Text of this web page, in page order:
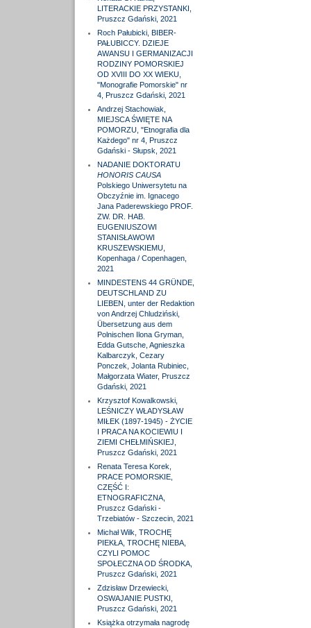
LITERACKIE PRZYSTANKI,
Pruszcz Gdański, 2021
Roch Pałubicki, BIBER-
PAŁUBICCY. DZIEJE
AWANSU I GERMANIZACJI
RODZINY POMORSKIEJ
OD XVIII DO XX WIEKU,
"Monografie Pomorskie" nr
4, Pruszcz Gdański, 2021
Andrzej Stachowiak,
MIEJSCA ŚWIĘTE NA
POMORZU, "Etnografia dla
Każdego" nr 4, Pruszcz
Gdański - Słupsk, 2021
NADANIE DOKTORATU
HONORIS CAUSA
Polskiego Uniwersytetu na
Obczyźnie im. Ignacego
Jana Paderewskiego PROF.
ZW. DR. HAB.
EUGENIUSZOWI
STANISŁAWOWI
KRUSZEWSKIEMU,
Kopenhaga / Copenhagen,
2021
MINDESTENS 44 GRÜNDE,
DEUTSCHLAND ZU
LIEBEN, unter der Redaktion
von Andrzej Chludziński,
Übersetzung aus dem
Polnischen Ilona Gryman,
Edda Gutsche, Agnieszka
Kalbarczyk, Cezary
Ponczek, Jolanta Rubiniec,
Małgorzata Wiater, Pruszcz
Gdański, 2021
Krzysztof Kowalkowski,
LEŚNICZY WŁADYSŁAW
MIŁEK (1897-1945) - ŻYCIE
I PRACA NA KOCIEWIU I
ZIEMI CHEŁMIŃSKIEJ,
Pruszcz Gdański, 2021
Renata Teresa Korek,
PRACE POMORSKIE,
CZĘŚĆ I:
ETNOGRAFICZNA,
Pruszcz Gdański -
Trzebiatów - Szczecin, 2021
Michał Wilk, TROCHĘ
PIEKŁA, TROCHĘ NIEBA,
CZYLI POMOC
SPOŁECZNA OD ŚRODKA,
Pruszcz Gdański, 2021
Zdzisław Drzewiecki,
OSWAJANIE PUSTKI,
Pruszcz Gdański, 2021
Książka otrzymała nagrodę